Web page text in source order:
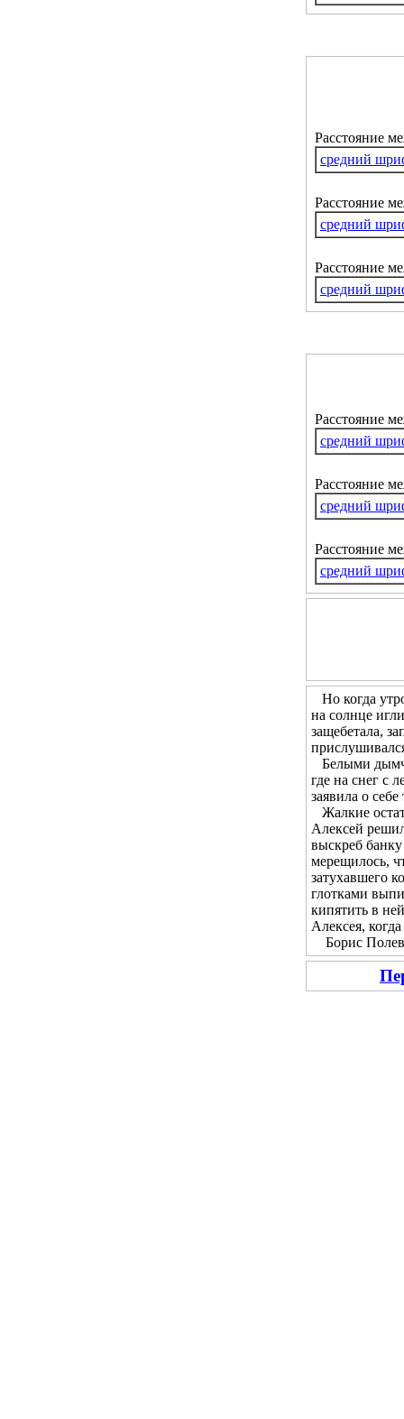
Расстояние
средний
Расстояние
средний
Расстояние
средний
Расстояние
средний
Расстояние
средний
Расстояние
средний
Но когда
на солнце
защебетала,
Белыми
где на снег с
заявила о
Жалкие
Алексей
выскреб
мерещилось,
затухавшего
глотками
кипятить в
Алексея,
Борис